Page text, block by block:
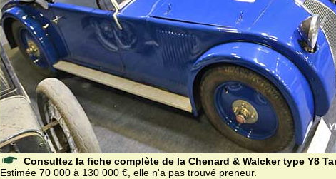
Consultez la fiche complète de la Chenard & Walcker type Y8
Estimée 70 000 à 130 000 €, elle n'a pas trouvé preneur.